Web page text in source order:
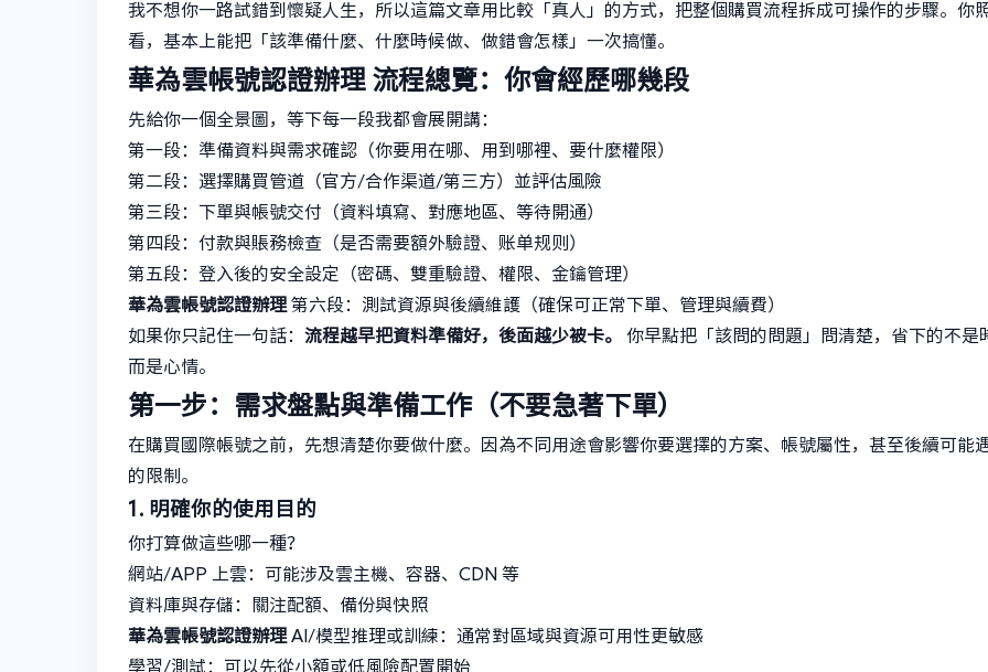
我不想你一路試錯到懷疑人生，所以這篇文章用比較「真人」的方式，把整個購買流程拆成可操作的步驟。你
看，基本上能把「該準備什麼、什麼時候做、做錯會怎樣」一次搞懂。
華為雲帳號認證辦理 流程總覽：你會經歷哪幾段
先給你一個全景圖，等下每一段我都會展開講：
第一段：準備資料與需求確認（你要用在哪、用到哪裡、要什麼權限）
第二段：選擇購買管道（官方/合作渠道/第三方）並評估風險
第三段：下單與帳號交付（資料填寫、對應地區、等待開通）
第四段：付款與賬務檢查（是否需要額外驗證、账单规则）
第五段：登入後的安全設定（密碼、雙重驗證、權限、金鑰管理）
華為雲帳號認證辦理 第六段：測試資源與後續維護（確保可正常下單、管理與續費）
如果你只記住一句話： 流程越早把資料準備好，後面越少被卡。
你早點把「該問的問題」問清楚，省下的不是
而是心情。
第一步：需求盤點與準備工作（不要急著下單）
在購買國際帳號之前，先想清楚你要做什麼。因為不同用途會影響你要選擇的方案、帳號屬性，甚至後續可能
的限制。
1. 明確你的使用目的
你打算做這些哪一種？
網站/APP 上雲：可能涉及雲主機、容器、CDN 等
資料庫與存儲：關注配額、備份與快照
華為雲帳號認證辦理 AI/模型推理或訓練：通常對區域與資源可用性更敏感
學習/測試：可以先從小額或低風險配置開始